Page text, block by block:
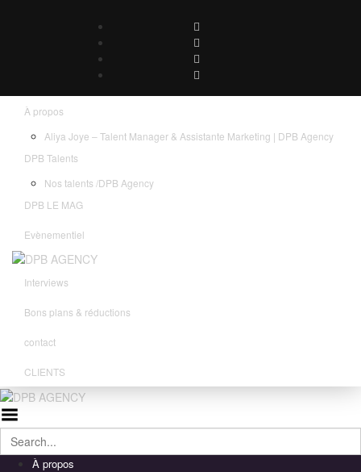
À propos
Aliya Joye – Talent Manager & Assistante Marketing | DPB Agency
DPB Talents
Nos talents /DPB Agency
DPB LE MAG
Evènementiel
Interviews
Bons plans & réductions
contact
CLIENTS
Menu
À propos